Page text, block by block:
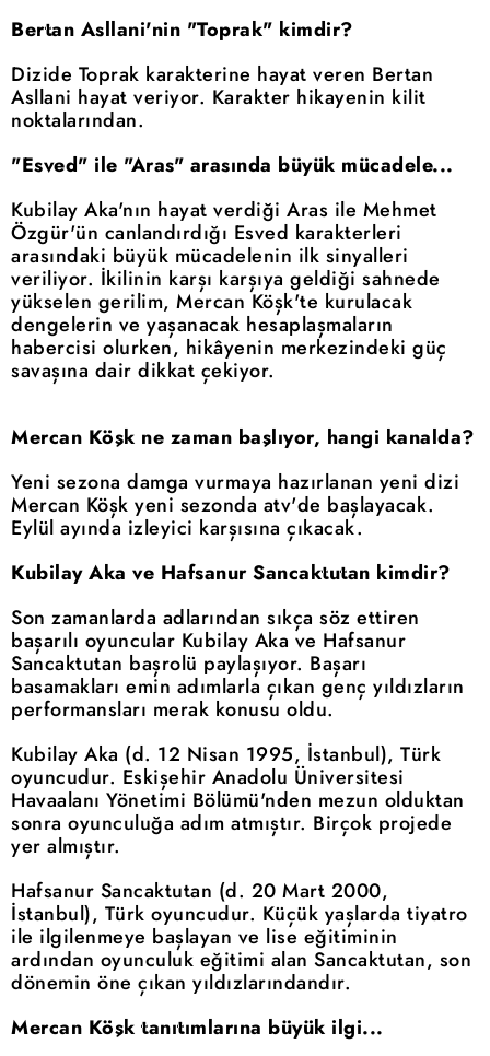
Bertan Asllani'nin "Toprak" kimdir?
Dizide Toprak karakterine hayat veren Bertan
Asllani hayat veriyor. Karakter hikayenin kilit
noktalarından.
"Esved" ile "Aras" arasında büyük mücadele...
Kubilay Aka'nın hayat verdiği Aras ile Mehmet
Özgür'ün canlandırdığı Esved karakterleri
arasındaki büyük mücadelenin ilk sinyalleri
veriliyor. İkilinin karşı karşıya geldiği sahnede
yükselen gerilim, Mercan Köşk'te kurulacak
dengelerin ve yaşanacak hesaplaşmaların
habercisi olurken, hikâyenin merkezindeki güç
savaşına dair dikkat çekiyor.
Mercan Köşk ne zaman başlıyor, hangi kanalda?
Yeni sezona damga vurmaya hazırlanan yeni dizi
Mercan Köşk yeni sezonda atv'de başlayacak.
Eylül ayında izleyici karşısına çıkacak.
Kubilay Aka ve Hafsanur Sancaktutan kimdir?
Son zamanlarda adlarından sıkça söz ettiren
başarılı oyuncular Kubilay Aka ve Hafsanur
Sancaktutan başrolü paylaşıyor. Başarı
basamakları emin adımlarla çıkan genç yıldızların
performansları merak konusu oldu.
Kubilay Aka (d. 12 Nisan 1995, İstanbul), Türk
oyuncudur. Eskişehir Anadolu Üniversitesi
Havaalanı Yönetimi Bölümü'nden mezun olduktan
sonra oyunculuğa adım atmıştır. Birçok projede
yer almıştır.
Hafsanur Sancaktutan (d. 20 Mart 2000,
İstanbul), Türk oyuncudur. Küçük yaşlarda tiyatro
ile ilgilenmeye başlayan ve lise eğitiminin
ardından oyunculuk eğitimi alan Sancaktutan, son
dönemin öne çıkan yıldızlarındandır.
Mercan Köşk tanıtımlarına büyük ilgi...